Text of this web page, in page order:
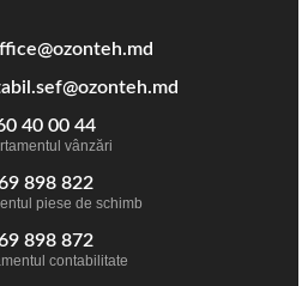
40 00 44
vânzări
898 822
piese de schimb
898 872
contabilitate